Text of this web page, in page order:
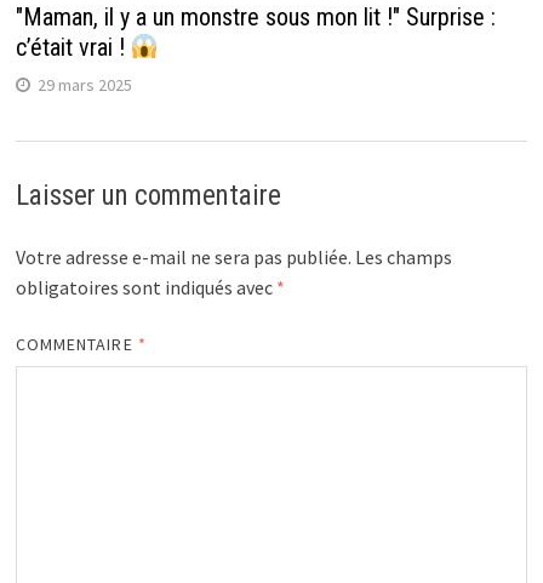
"Maman, il y a un monstre sous mon lit !" Surprise :
c’était vrai !
29 mars 2025
Laisser un commentaire
Votre adresse e-mail ne sera pas publiée. Les champs
obligatoires sont indiqués avec *
COMMENTAIRE *